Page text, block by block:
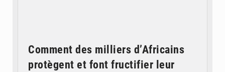
Comment des milliers d’Africains
protègent et font fructifier leur